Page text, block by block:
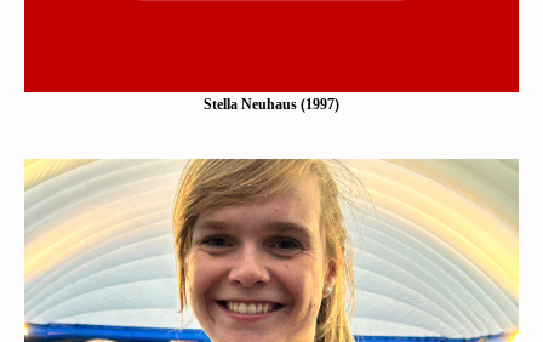
Stella Neuhaus (1997)
Nina Steiger (1997)
Eine Kurzbeschreibung folgt…